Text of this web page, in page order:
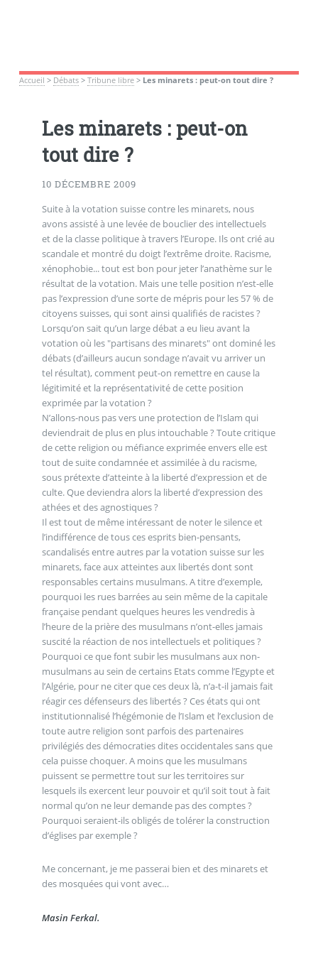
Accueil > Débats> Tribune libre> Les minarets : peut-on tout dire ?
Les minarets : peut-on
tout dire ?
10 DÉCEMBRE 2009
Suite à la votation suisse contre les minarets, nous
avons assisté à une levée de bouclier des intellectuels
et de la classe politique à travers l’Europe. Ils ont crié au
scandale et montré du doigt l’extrême droite. Racisme,
xénophobie... tout est bon pour jeter l’anathème sur le
résultat de la votation. Mais une telle position n’est-elle
pas l’expression d’une sorte de mépris pour les 57 % de
citoyens suisses, qui sont ainsi qualifiés de racistes ?
Lorsqu’on sait qu’un large débat a eu lieu avant la
votation où les "partisans des minarets" ont dominé les
débats (d’ailleurs aucun sondage n’avait vu arriver un
tel résultat), comment peut-on remettre en cause la
légitimité et la représentativité de cette position
exprimée par la votation ?
N’allons-nous pas vers une protection de l’Islam qui
deviendrait de plus en plus intouchable ? Toute critique
de cette religion ou méfiance exprimée envers elle est
tout de suite condamnée et assimilée à du racisme,
sous prétexte d’atteinte à la liberté d’expression et de
culte. Que deviendra alors la liberté d’expression des
athées et des agnostiques ?
Il est tout de même intéressant de noter le silence et
l’indifférence de tous ces esprits bien-pensants,
scandalisés entre autres par la votation suisse sur les
minarets, face aux atteintes aux libertés dont sont
responsables certains musulmans. A titre d’exemple,
pourquoi les rues barrées au sein même de la capitale
française pendant quelques heures les vendredis à
l’heure de la prière des musulmans n’ont-elles jamais
suscité la réaction de nos intellectuels et politiques ?
Pourquoi ce que font subir les musulmans aux non-
musulmans au sein de certains Etats comme l’Egypte et
l’Algérie, pour ne citer que ces deux là, n’a-t-il jamais fait
réagir ces défenseurs des libertés ? Ces états qui ont
institutionnalisé l’hégémonie de l’Islam et l’exclusion de
toute autre religion sont parfois des partenaires
privilégiés des démocraties dites occidentales sans que
cela puisse choquer. A moins que les musulmans
puissent se permettre tout sur les territoires sur
lesquels ils exercent leur pouvoir et qu’il soit tout à fait
normal qu’on ne leur demande pas des comptes ?
Pourquoi seraient-ils obligés de tolérer la construction
d’églises par exemple ?
Me concernant, je me passerai bien et des minarets et
des mosquées qui vont avec…
Masin Ferkal.